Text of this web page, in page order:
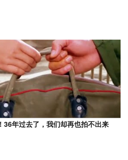
36年过去了，我们却再也拍不出来